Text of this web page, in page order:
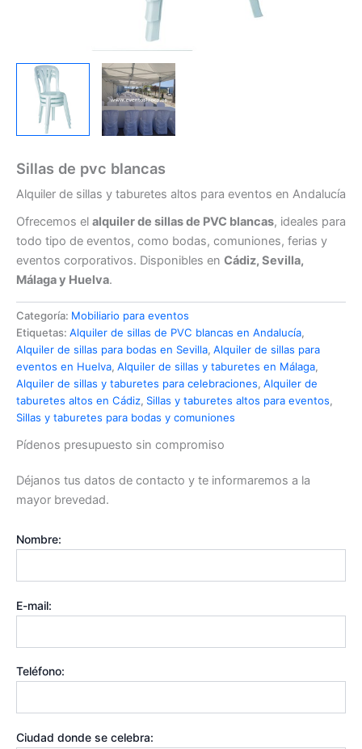
Sillas de pvc blancas
Alquiler de sillas y taburetes altos para eventos en Andalucía
Ofrecemos el alquiler de sillas de PVC blancas, ideales para
todo tipo de eventos, como bodas, comuniones, ferias y
eventos corporativos. Disponibles en Cádiz, Sevilla,
Málaga y Huelva.
Categoría: Mobiliario para eventos
Etiquetas: Alquiler de sillas de PVC blancas en Andalucía,
Alquiler de sillas para bodas en Sevilla, Alquiler de sillas para
eventos en Huelva, Alquiler de sillas y taburetes en Málaga,
Alquiler de sillas y taburetes para celebraciones, Alquiler de
taburetes altos en Cádiz, Sillas y taburetes altos para eventos,
Sillas y taburetes para bodas y comuniones
Pídenos presupuesto sin compromiso
Déjanos tus datos de contacto y te informaremos a la
mayor brevedad.
Nombre:
E-mail:
Teléfono:
Ciudad donde se celebra: